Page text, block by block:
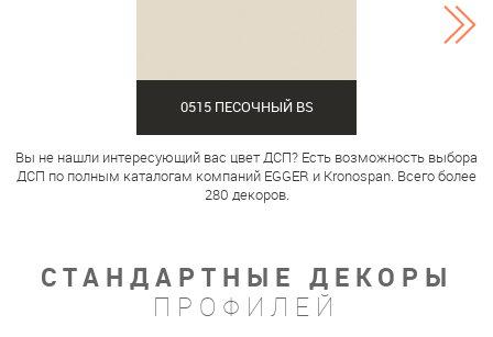
0515 ПЕСОЧНЫЙ BS
Вы не нашли интересующий вас цвет ДСП? Есть возможность выбора
ДСП по полным каталогам компаний EGGER и Kronospan. Всего более
280 декоров.
СТАНДАРТНЫЕ ДЕКОРЫ
ПРОФИЛЕЙ